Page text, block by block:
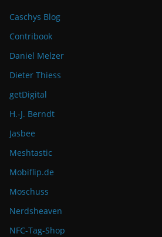
Caschys Blog
Contribook
Daniel Melzer
Dieter Thiess
getDigital
H.-J. Berndt
Jasbee
Meshtastic
Mobiflip.de
Moschuss
Nerdsheaven
NFC-Tag-Shop